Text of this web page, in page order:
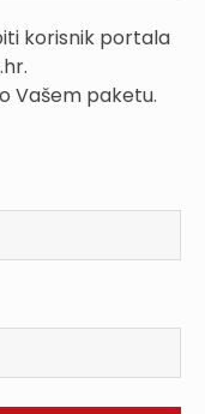
korisnik portala
Vašem paketu.